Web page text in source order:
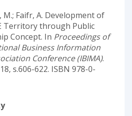
M.; Faifr, A. Development of
Territory through Public
Concept. In Proceedings of
Business Information
Conference (IBIMA).
s.606-622. ISBN 978-0-